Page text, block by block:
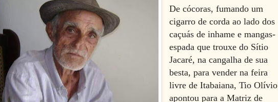
De cócoras, fumando um
cigarro de corda ao lado dos
caçuás de inhame e mangas-
espada que trouxe do Sítio
Jacaré, na cangalha de sua
besta, para vender na feira
livre de Itabaiana, Tio Olívio
apontou para a Matriz de